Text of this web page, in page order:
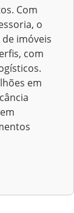
Com
o
imóveis
com
em